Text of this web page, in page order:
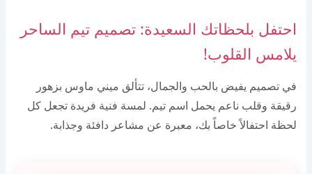
احتفل بلحظاتك السعيدة: تصميم تيم الساحر
يلامس القلوب!
في تصميم يفيض بالحب والجمال، تتألق ميني ماوس بزهور
رقيقة وقلب ناعم يحمل اسم تيم. لمسة فنية فريدة تجعل كل
لحظة احتفالاً خاصاً بك، معبرة عن مشاعر دافئة وجذابة.